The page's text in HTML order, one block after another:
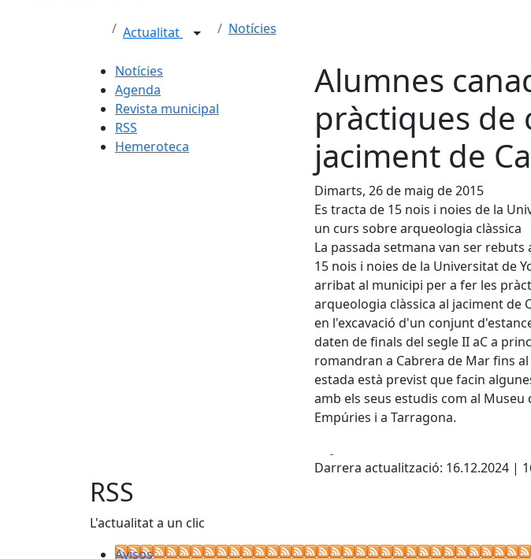
Actualitat Notícies
Notícies
Agenda
Revista municipal
RSS
Hemeroteca
Alumnes
pràctiques de
jaciment de
Dimarts, 26 de maig de 2015
Es tracta de 15 nois i noies de la
un curs sobre arqueologia clàssica
La passada setmana van ser
15 nois i noies de la Universitat de
arribat al municipi per a fer les
arqueologia clàssica al jaciment de
en l'excavació d'un conjunt
daten de finals del segle II aC a
romandran a Cabrera de Mar fins
estada està previst que facin
amb els seus estudis com al
Empúries i a Tarragona.
Darrera actualització: 16.12.2024 |
RSS
L'actualitat a un clic
Avisos